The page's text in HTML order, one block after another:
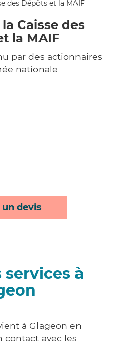
Caisse des
la MAIF
par des actionnaires
nationale
devis
à
à Glageon en
avec les